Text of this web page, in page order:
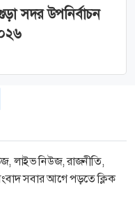
সদর উপনির্বাচন
লাইভ নিউজ, রাজনীতি,
সবার আগে পড়তে ক্লিক